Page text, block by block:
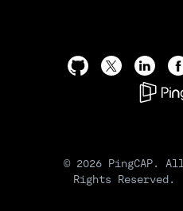
© 2026 PingCAP. All
Rights Reserved.